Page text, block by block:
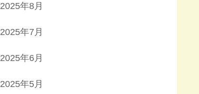
2025年8月
2025年7月
2025年6月
2025年5月